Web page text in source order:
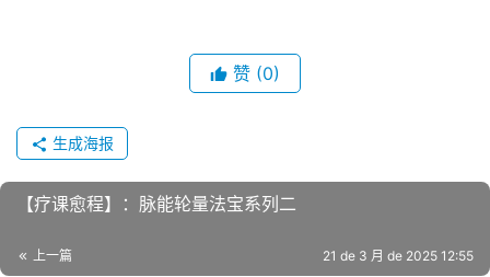
赞 (0)
生成海报
【疗课愈‬程】：脉能轮‬量法宝系列二
上一篇 21 de 3 月 de 2025 12:55